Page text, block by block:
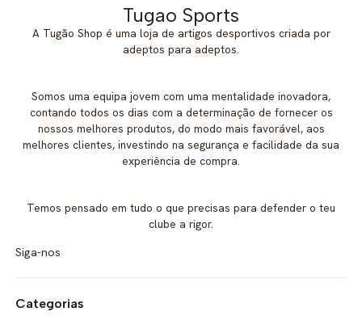
Tugao Sports
A Tugão Shop é uma loja de artigos desportivos criada por
adeptos para adeptos.
Somos uma equipa jovem com uma mentalidade inovadora,
contando todos os dias com a determinação de fornecer os
nossos melhores produtos, do modo mais favorável, aos
melhores clientes, investindo na segurança e facilidade da sua
experiência de compra.
Temos pensado em tudo o que precisas para defender o teu
clube a rigor.
Siga-nos
Categorias